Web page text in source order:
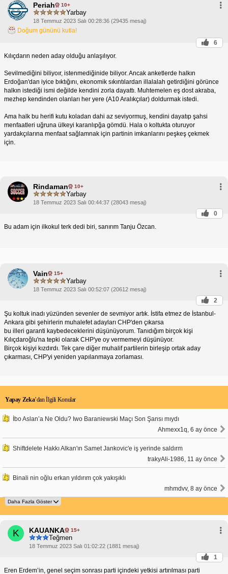
Periah 10+
Yarbay
18 Temmuz 2023 Salı 00:28:36 (29435 mesaj)
Doğum gününü kutla!
6
Kılıçdarın neden aday olduğu anlaşılıyor.
Sevilmediğini biliyoır, istenmediğinide biliyor. Ancak anketlerde halkın
Erdoğan'dan iyice bıktığını, ekonomik sıkıntılardan illalalah getirdiğini görünce
halkın istediği ismi değilde kendini zorla dayattı. Muhtemelen eş dost akraba,
mezhep kendinden olanları her yere (A10 Aralıkçılar) doldurmak istedi.
Ama halk bu herifi kutu koladan dahi az seviyormuş, kendini dayatıp şahsi
menfaatleri uğruna ülkeyi karanlıpğa gömdü. Hala o koltukta oturuyor
yardakçılarına menfaat sağlamnak için partinin imkanlarını peşkeş çekmek
için.
Rindaman 10+
Yarbay
18 Temmuz 2023 Salı 00:44:37 (28043 mesaj)
0
Bu adam için ilkokul terk dedi biri, sanırım Tanju Özcan.
Vain 15+
Yarbay
18 Temmuz 2023 Salı 00:52:07 (20612 mesaj)
2
Şu koltuk inadı yüzünden sevenler de sevmiyor artık. İstifa etmez de İstanbul-
Ankara gibi şehirlerin muhalefet adayları CHP'den çıkarsa
bu illeri garanti kaybedeceklerini düşünüyorum. Tanıdığım birçok kişi
Kılıçdaroğlu'na tepki olarak CHP'ye oy vermemeyi düşünüyor.
Birçok kişiyi kızdırdı. Tek çare diğer muhalif partilerin birleşip ortak aday
çıkarması, CHP'yi yeniden yapılanmaya zorlaması.
Yapay Zeka’dan İlgili Konular
İbo Aslan’a Ne Oldu? Iwo Baraniewski Maçı Son Şansı mıydı
Ahmexx1q, 6 ay önce
Shiftdelete Hakkı Alkan'ın Samet Jankovic'e iş yerinde saldırm
trakyAli-1986, 11 ay önce
Binali nin oğlu erkan yıldırım çok yakışıklı
mhmdvv, 8 ay önce
K KAUANKA 15+
Teğmen
18 Temmuz 2023 Salı 01:02:22 (1881 mesaj)
1
Eren Erdem’in, genel seçim sonrası parti içindeki yetkisi artırılması parti